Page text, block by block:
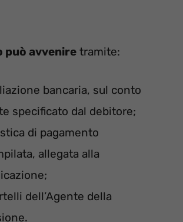
può avvenire tramite:
bancaria, sul conto
specificato dal debitore;
di pagamento
allegata alla
dell’Agente della